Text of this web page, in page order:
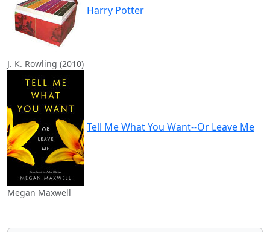
Harry Potter
J. K. Rowling (2010)
Tell Me What You Want--Or Leave Me
Megan Maxwell